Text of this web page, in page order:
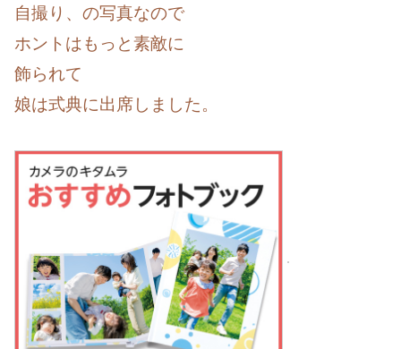
自撮り、の写真なので
ホントはもっと素敵に
飾られて
娘は式典に出席しました。